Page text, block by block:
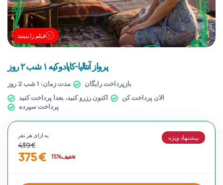
فیلم را ببینید
پرواز آنتالیا-کاپادوکیه ۱ شب ۲ روز
مدت زمان:
بازپرداخت رایگان
اکنون رزرو کنید، بعدا پرداخت کنید
الان پرداخت کن
پرداخت سپرده
به ازای هر نفر
439 €
375 € تخفیف %15
پیشنهاد ویژه